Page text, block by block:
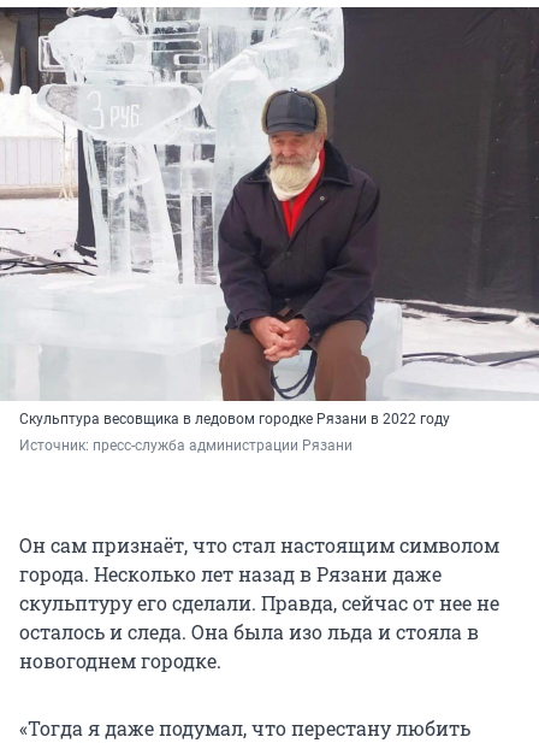
Скульптура весовщика в ледовом городке Рязани в 2022 году
Источник: пресс-служба администрации Рязани
Он сам признаёт, что стал настоящим символом
города. Несколько лет назад в Рязани даже
скульптуру его сделали. Правда, сейчас от нее не
осталось и следа. Она была изо льда и стояла в
новогоднем городке.
«Тогда я даже подумал, что перестану любить